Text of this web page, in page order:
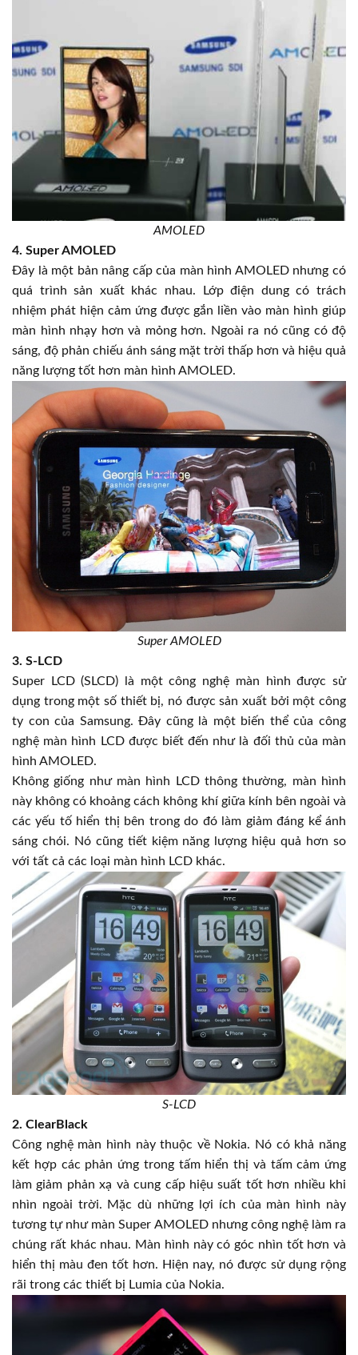
AMOLED
4. Super AMOLED
Đây là một bản nâng cấp của màn hình AMOLED nhưng có
quá trình sản xuất khác nhau. Lớp điện dung có trách
nhiệm phát hiện cảm ứng được gắn liền vào màn hình giúp
màn hình nhạy hơn và mỏng hơn. Ngoài ra nó cũng có độ
sáng, độ phản chiếu ánh sáng mặt trời thấp hơn và hiệu quả
năng lượng tốt hơn màn hình AMOLED.
Super AMOLED
3. S-LCD
Super LCD (SLCD) là một công nghệ màn hình được sử
dụng trong một số thiết bị, nó được sản xuất bởi một công
ty con của Samsung. Đây cũng là một biến thể của công
nghệ màn hình LCD được biết đến như là đối thủ của màn
hình AMOLED.
Không giống như màn hình LCD thông thường, màn hình
này không có khoảng cách không khí giữa kính bên ngoài và
các yếu tố hiển thị bên trong do đó làm giảm đáng kể ánh
sáng chói. Nó cũng tiết kiệm năng lượng hiệu quả hơn so
với tất cả các loại màn hình LCD khác.
S-LCD
2. ClearBlack
Công nghệ màn hình này thuộc về Nokia. Nó có khả năng
kết hợp các phản ứng trong tấm hiển thị và tấm cảm ứng
làm giảm phản xạ và cung cấp hiệu suất tốt hơn nhiều khi
nhìn ngoài trời. Mặc dù những lợi ích của màn hình này
tương tự như màn Super AMOLED nhưng công nghệ làm ra
chúng rất khác nhau. Màn hình này có góc nhìn tốt hơn và
hiển thị màu đen tốt hơn. Hiện nay, nó được sử dụng rộng
rãi trong các thiết bị Lumia của Nokia.